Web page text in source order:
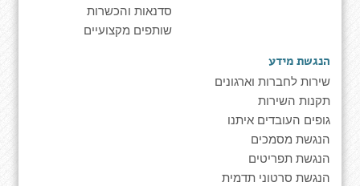
סדנאות והכשרות
שותפים מקצועיים
הנגשת מידע
שירות לחברות וארגונים
תקנות השירות
גופים העובדים איתנו
הנגשת מסמכים
הנגשת תפריטים
הנגשת סרטוני תדמית